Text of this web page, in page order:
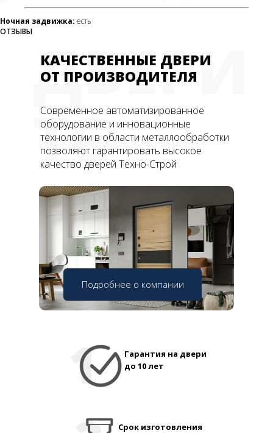
Ночная задвижка: есть
ОТЗЫВЫ
ДВЕРИ
ТС
КАЧЕСТВЕННЫЕ ДВЕРИ
ОТ ПРОИЗВОДИТЕЛЯ
Подробнее о компании
Современное автоматизированное
оборудование и инновационные
технологии в области металлообработки
позволяют гарантировать высокое
качество дверей Техно-Строй
Гарантия на двери
до 10 лет
Срок изготовления